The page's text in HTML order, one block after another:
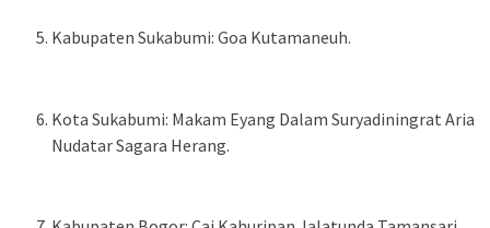
Kabupaten Sukabumi: Goa Kutamaneuh.
Kota Sukabumi: Makam Eyang Dalam Suryadiningrat Aria
Nudatar Sagara Herang.